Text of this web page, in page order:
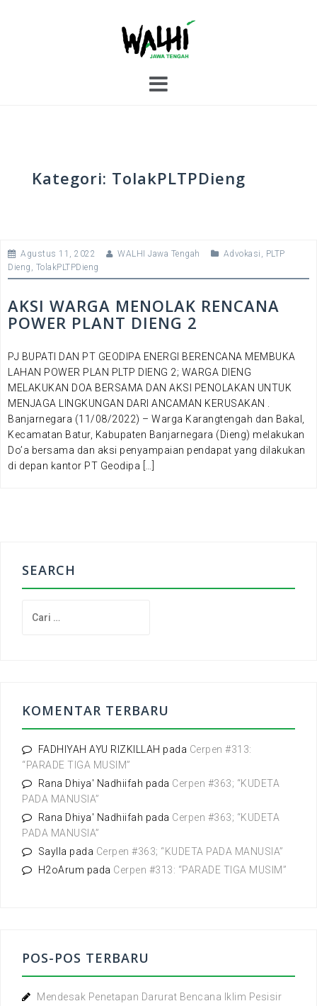
Kategori: TolakPLTPDieng
Agustus 11, 2022 WALHI Jawa Tengah Advokasi , PLTP
Dieng , TolakPLTPDieng
AKSI WARGA MENOLAK RENCANA
POWER PLANT DIENG 2
PJ BUPATI DAN PT GEODIPA ENERGI BERENCANA MEMBUKA
LAHAN POWER PLAN PLTP DIENG 2; WARGA DIENG
MELAKUKAN DOA BERSAMA DAN AKSI PENOLAKAN UNTUK
MENJAGA LINGKUNGAN DARI ANCAMAN KERUSAKAN .
Banjarnegara (11/08/2022) – Warga Karangtengah dan Bakal,
Kecamatan Batur, Kabupaten Banjarnegara (Dieng) melakukan
Do’a bersama dan aksi penyampaian pendapat yang dilakukan
di depan kantor PT Geodipa […]
SEARCH
u
k
:
KOMENTAR TERBARU
FADHIYAH AYU RIZKILLAH pada Cerpen #313:
“PARADE TIGA MUSIM”
Rana Dhiya' Nadhiifah pada Cerpen #363; “KUDETA
PADA MANUSIA”
Rana Dhiya' Nadhiifah pada Cerpen #363; “KUDETA
PADA MANUSIA”
Saylla pada Cerpen #363; “KUDETA PADA MANUSIA”
H2oArum pada Cerpen #313: “PARADE TIGA MUSIM”
POS-POS TERBARU
Mendesak Penetapan Darurat Bencana Iklim Pesisir